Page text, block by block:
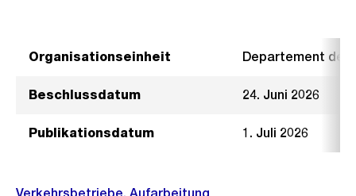
Organisationseinheit Departement der
Beschlussdatum 24. Juni 2026
Publikationsdatum 1. Juli 2026